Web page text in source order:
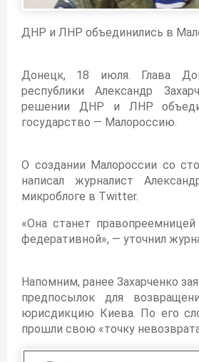
ДНР и ЛНР объединились в
Донецк, 18 июля. Глава
республики Александр
решении ДНР и ЛНР
государство — Малороссию.
О создании Малороссии со
написал журналист
микроблоге в Twitter.
«Она станет
федеративной», — уточнил
Напомним, ранее Захарченко
предпосылок для
юрисдикцию Киева. По его
прошли свою «точку